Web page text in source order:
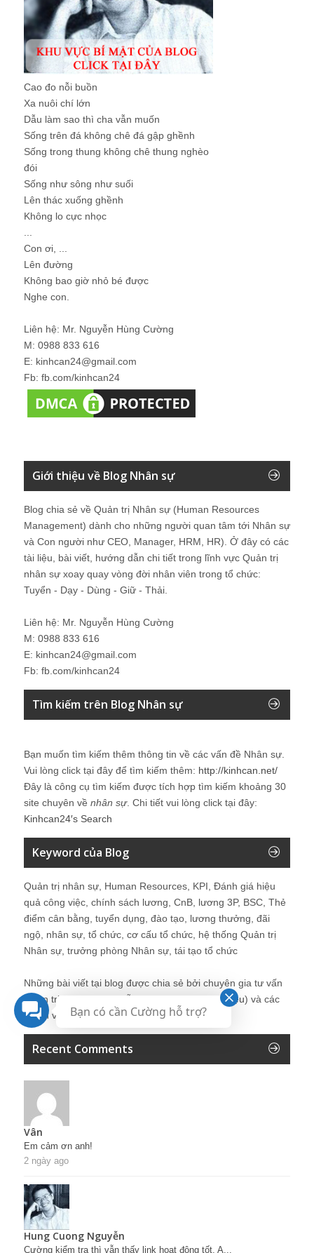
Cao đo nỗi buồn
Xa nuôi chí lớn
Dẫu làm sao thì cha vẫn muốn
Sống trên đá không chê đá gập ghềnh
Sống trong thung không chê thung nghèo
đói
Sống như sông như suối
Lên thác xuống ghềnh
Không lo cực nhọc
Con ơi, ...
Lên đường
Không bao giờ nhỏ bé được
Nghe con.
Liên hệ: Mr. Nguyễn Hùng Cường
M: 0988 833 616
E: kinhcan24@gmail.com
Fb: fb.com/kinhcan24
Giới thiệu về Blog Nhân sự
Blog chia sẻ về Quản trị Nhân sự (Human Resources
Management) dành cho những người quan tâm tới Nhân sự
và Con người như CEO, Manager, HRM, HR). Ở đây có các
tài liệu, bài viết, hướng dẫn chi tiết trong lĩnh vực Quản trị
nhân sự xoay quay vòng đời nhân viên trong tổ chức:
Tuyển - Dạy - Dùng - Giữ - Thải.
Liên hệ: Mr. Nguyễn Hùng Cường
M: 0988 833 616
E: kinhcan24@gmail.com
Fb: fb.com/kinhcan24
Tìm kiếm trên Blog Nhân sự
Bạn muốn tìm kiếm thêm thông tin về các vấn đề Nhân sự
Vui lòng click tại đây để tìm kiếm thêm: http://kinhcan.net/
Đây là công cụ tìm kiếm được tích hợp tìm kiếm khoảng 30
site chuyên về nhân sự. Chi tiết vui lòng click tại đây:
Kinhcan24′s Search
Keyword của Blog
Quản trị nhân sự, Human Resources, KPI, Đánh giá hiệu
quả công việc, chính sách lương, CnB, lương 3P, BSC, Thẻ
điểm cân bằng, tuyển dụng, đào tạo, lương thưởng, đãi
ngộ, nhân sự, tổ chức, cơ cấu tổ chức, hệ thống Quản trị
Nhân sự, trưởng phòng Nhân sự, tái tạo tổ chức
Những bài viết tại blog được chia sẻ bởi chuyên gia tư vấn
Quản trị Nhân sự Nguyễn Hùng Cường (giới thiệu) và các
thành viên khác trong cộng đồng Nhân sự.
Recent Comments
Vân
Em cảm ơn anh!
2 ngày ago
Hung Cuong Nguyễn
Cường kiểm tra thì vẫn thấy link hoạt động tốt. A...
Bạn có cần Cường hỗ trợ?